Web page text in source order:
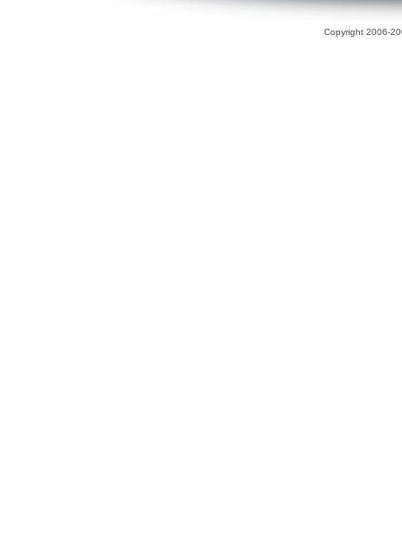
Copyright 2006-